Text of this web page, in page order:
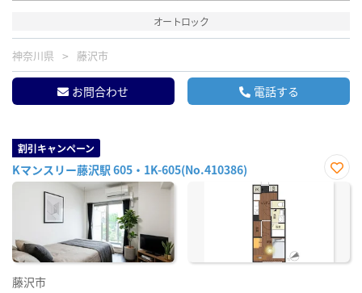
オートロック
神奈川県 藤沢市
お問合わせ 電話する
割引キャンペーン
Kマンスリー藤沢駅 605・1K-605(No.410386)
お気
藤沢市